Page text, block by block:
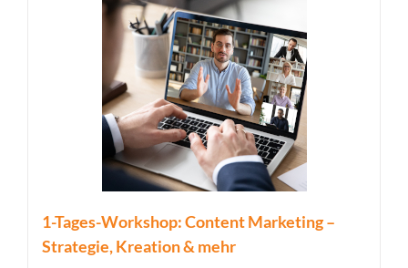
1-Tages-Workshop: Content Marketing –
Strategie, Kreation & mehr